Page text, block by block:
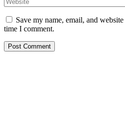
Save my name, email, and
time I comment.